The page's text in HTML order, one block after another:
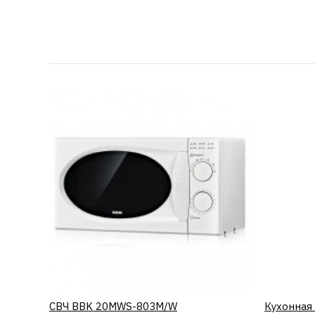
КУПИТЬ
СВЧ BBK 20MWS-803M/W Кухонная